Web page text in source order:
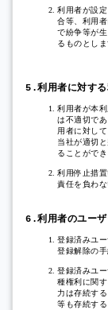
利用者が設
合等、利用者
で紛争等が
るものとしま
5.利用者に対す
利用者が本
は不適切で
用者に対して
当社が適切
ることがで
利用停止措
責任を負わな
6.利用者のユー
登録済みユ
登録解除の手
登録済みユ
種権利に関
力は存続す
等も存続す